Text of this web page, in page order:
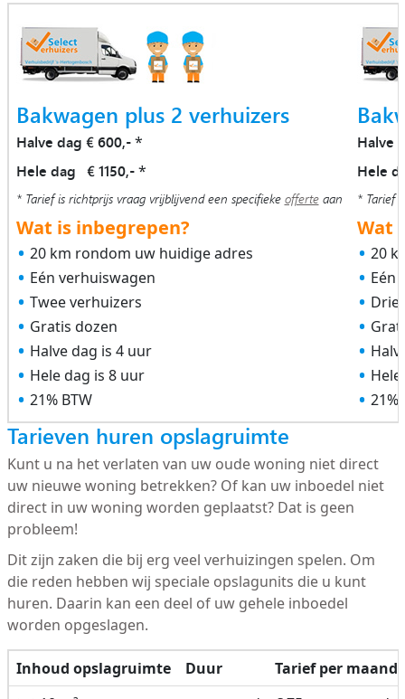
Bakwagen plus 2 verhuizers
Halve dag € 600,-*
Hele dag € 1150,-*
* Tarief is richtprijs vraag vrijblijvend een specifieke offerteaan
Wat is inbegrepen?
20 km rondom uw huidige adres
Eén verhuiswagen
Twee verhuizers
Gratis dozen
Halve dag is 4 uur
Hele dag is 8 uur
21% BTW
Halve
Hele
* Tarief
Wat
20
Eén
Drie
21%
Tarieven huren opslagruimte
Kunt u na het verlaten van uw oude woning niet direct
uw nieuwe woning betrekken? Of kan uw inboedel niet
direct in uw woning worden geplaatst? Dat is geen
probleem!
Dit zijn zaken die bij erg veel verhuizingen spelen. Om
die reden hebben wij speciale opslagunits die u kunt
huren. Daarin kan een deel of uw gehele inboedel
worden opgeslagen.
Inhoud opslagruimte Duur
Tarief per maand